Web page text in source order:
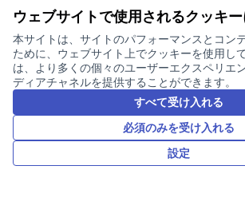
ウェブサイトで使用されるクッキ
本サイトは、サイトのパフォーマンスとコン
ために、ウェブサイト上でクッキーを使用し
は、より多くの個々のユーザーエクスペリエ
ディアチャネルを提供することができます。
すべて受け入れる
必須のみを受け入れる
設定
ホーム 検索 アクティビ
利用規約
Cookieの設定
日本語
Choose language言語を
このサイトは フリーソフトウェア
(外部リンク)
で作られてい